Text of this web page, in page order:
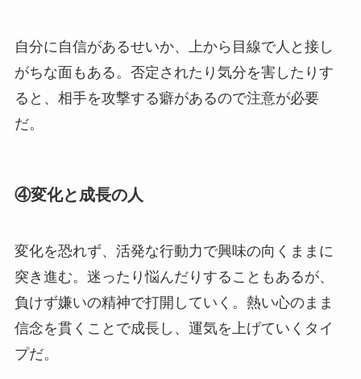
自分に自信があるせいか、上から目線で人と接し
がちな面もある。否定されたり気分を害したりす
ると、相手を攻撃する癖があるので注意が必要
だ。
④変化と成長の人
変化を恐れず、活発な行動力で興味の向くままに
突き進む。迷ったり悩んだりすることもあるが、
負けず嫌いの精神で打開していく。熱い心のまま
信念を貫くことで成長し、運気を上げていくタイ
プだ。